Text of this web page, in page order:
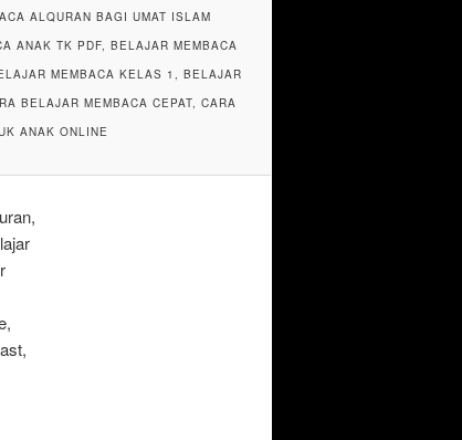
ALQURAN BAGI UMAT ISLAM
ANAK TK PDF, BELAJAR MEMBACA
MEMBACA KELAS 1, BELAJAR
BELAJAR MEMBACA CEPAT, CARA
ANAK ONLINE